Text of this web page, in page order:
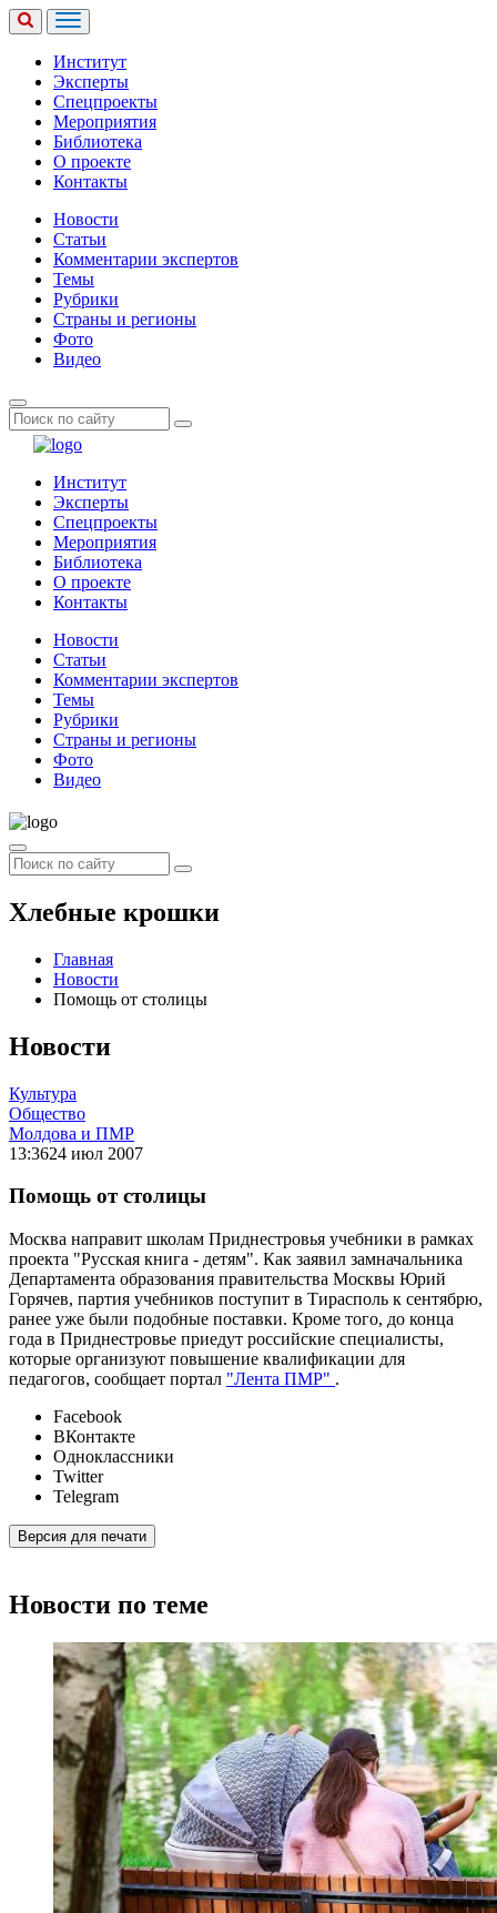
Институт
Эксперты
Спецпроекты
Мероприятия
Библиотека
О проекте
Контакты
Новости
Статьи
Комментарии экспертов
Темы
Рубрики
Страны и регионы
Фото
Видео
Институт
Эксперты
Спецпроекты
Мероприятия
Библиотека
О проекте
Контакты
Новости
Статьи
Комментарии экспертов
Темы
Рубрики
Страны и регионы
Фото
Видео
Хлебные крошки
Главная
Новости
Помощь от столицы
Новости
Культура
Общество
Молдова и ПМР
13:3624 июл 2007
Помощь от столицы
Москва направит школам Приднестровья учебники в рамках
проекта "Русская книга - детям". Как заявил замначальника
Департамента образования правительства Москвы Юрий
Горячев, партия учебников поступит в Тирасполь к сентябрю,
ранее уже были подобные поставки. Кроме того, до конца
года в Приднестровье приедут российские специалисты,
которые организуют повышение квалификации для
педагогов, сообщает портал "Лента ПМР" .
Facebook
ВКонтакте
Одноклассники
Twitter
Telegram
Версия для печати
Новости по теме